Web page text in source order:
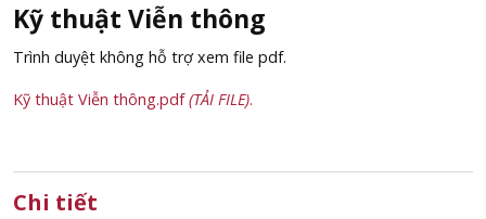
Kỹ thuật Viễn thông
Trình duyệt không hỗ trợ xem file pdf.
Kỹ thuật Viễn thông.pdf(TẢI FILE).
Chi tiết